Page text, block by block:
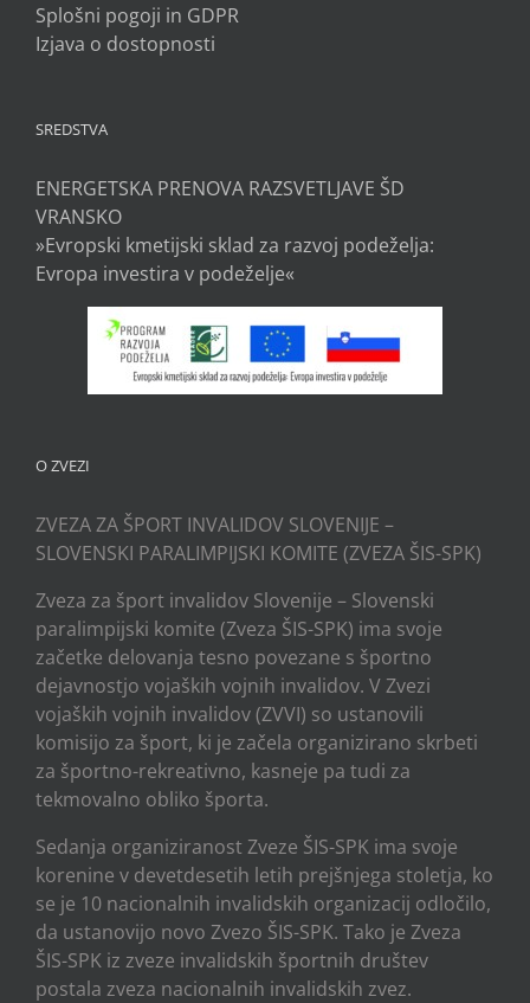
Splošni pogoji in GDPR
Izjava o dostopnosti
SREDSTVA
ENERGETSKA PRENOVA RAZSVETLJAVE ŠD
VRANSKO
»Evropski kmetijski sklad za razvoj podeželja:
Evropa investira v podeželje«
O ZVEZI
ZVEZA ZA ŠPORT INVALIDOV SLOVENIJE –
SLOVENSKI PARALIMPIJSKI KOMITE (ZVEZA ŠIS-SPK)
Zveza za šport invalidov Slovenije – Slovenski
paralimpijski komite (Zveza ŠIS-SPK) ima svoje
začetke delovanja tesno povezane s športno
dejavnostjo vojaških vojnih invalidov. V Zvezi
vojaških vojnih invalidov (ZVVI) so ustanovili
komisijo za šport, ki je začela organizirano skrbeti
za športno-rekreativno, kasneje pa tudi za
tekmovalno obliko športa.
Sedanja organiziranost Zveze ŠIS-SPK ima svoje
korenine v devetdesetih letih prejšnjega stoletja, ko
se je 10 nacionalnih invalidskih organizacij odločilo,
da ustanovijo novo Zvezo ŠIS-SPK. Tako je Zveza
ŠIS-SPK iz zveze invalidskih športnih društev
postala zveza nacionalnih invalidskih zvez.